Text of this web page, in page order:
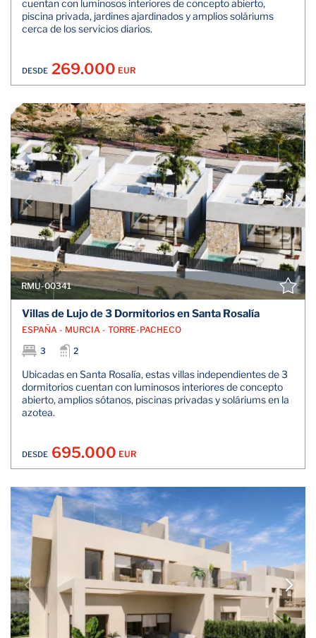
cuentan con luminosos interiores de concepto abierto,
piscina privada, jardines ajardinados y amplios soláriums
cerca de los servicios diarios.
DESDE 269.000 EUR
RMU-00341
Villas de Lujo de 3 Dormitorios en Santa Rosalía
ESPAÑA - MURCIA - TORRE-PACHECO
3
2
Ubicadas en Santa Rosalía, estas villas independientes de 3
dormitorios cuentan con luminosos interiores de concepto
abierto, amplios sótanos, piscinas privadas y soláriums en la
azotea.
DESDE 695.000 EUR